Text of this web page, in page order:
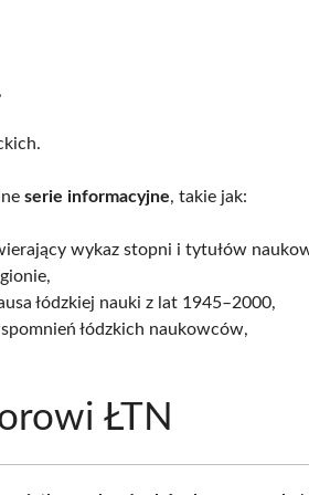
serie informacyjne, takie jak:
wykaz stopni i tytułów
łódzkiej nauki z lat 1945–2000,
łódzkich naukowców,
ŁTN